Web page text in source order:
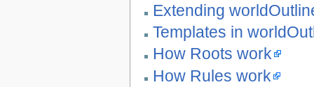
Extending
Templates in
How Roots work
How Rules work